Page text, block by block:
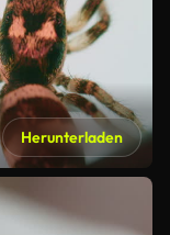
Herunterladen